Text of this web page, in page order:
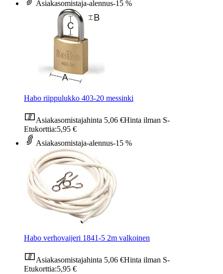
Asiakasomistaja-alennus-15 %
Habo riippulukko 403-20 messinki
Asiakasomistajahinta 5,06 €Hinta ilman S-
Etukorttia:5,95 €
Asiakasomistaja-alennus-15 %
Habo verhovaijeri 1841-5 2m valkoinen
Asiakasomistajahinta 5,06 €Hinta ilman S-
Etukorttia:5,95 €